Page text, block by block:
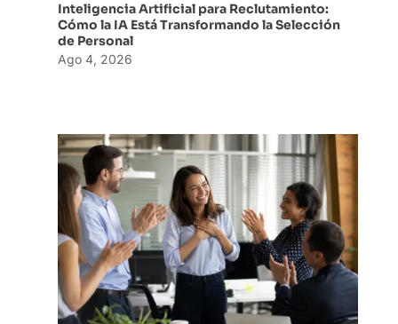
Inteligencia Artificial para Reclutamiento:
Cómo la IA Está Transformando la Selección
de Personal
Ago 4, 2026